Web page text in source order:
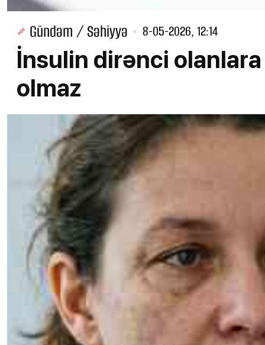
Gündəm / Səhiyyə 8-05-2026, 12:14
İnsulin dirənci
olmaz